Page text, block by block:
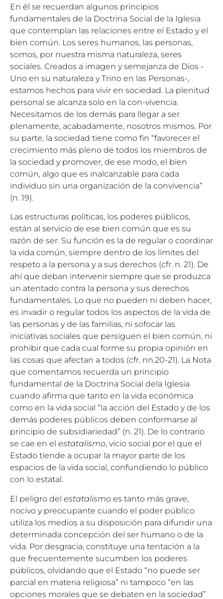
En él se recuerdan algunos principios
fundamentales de la Doctrina Social de la Iglesia
que contemplan las relaciones entre el Estado y el
bien común. Los seres humanos, las personas,
somos, por nuestra misma naturaleza, seres
sociales. Creados a imagen y semejanza de Dios -
Uno en su naturaleza y Trino en las Personas-,
estamos hechos para vivir en sociedad. La plenitud
personal se alcanza solo en la con-vivencia.
Necesitamos de los demás para llegar a ser
plenamente, acabadamente, nosotros mismos. Por
su parte, la sociedad tiene como fin “favorecer el
crecimiento más pleno de todos los miembros de
la sociedad y promover, de ese modo, el bien
común, algo que es inalcanzable para cada
individuo sin una organización de la convivencia”
(n. 19).
Las estructuras políticas, los poderes públicos,
están al servicio de ese bien común que es su
razón de ser. Su función es la de regular o coordinar
la vida común, siempre dentro de los límites del
respeto a la persona y a sus derechos (cfr. n. 21). De
ahí que deban intervenir siempre que se produzca
un atentado contra la persona y sus derechos
fundamentales. Lo que no pueden ni deben hacer,
es invadir o regular todos los aspectos de la vida de
las personas y de las familias, ni sofocar las
iniciativas sociales que persiguen el bien común, ni
prohibir que cada cual forme su propia opinión en
las cosas que afectan a todos (cfr. nn.20-21). La Nota
que comentamos recuerda un principio
fundamental de la Doctrina Social dela Iglesia
cuando afirma que tanto en la vida económica
como en la vida social “la acción del Estado y de los
demás poderes públicos deben conformarse al
principio de subsidiariedad” (n. 21). De lo contrario
se cae en el estatalismo, vicio social por el que el
Estado tiende a ocupar la mayor parte de los
espacios de la vida social, confundiendo lo público
con lo estatal.
El peligro del estatalismo es tanto más grave,
nocivo y preocupante cuando el poder público
utiliza los medios a su disposición para difundir una
determinada concepción del ser humano o de la
vida. Por desgracia, constituye una tentación a la
que frecuentemente sucumben los poderes
públicos, olvidando que el Estado “no puede ser
parcial en materia religiosa” ni tampoco “en las
opciones morales que se debaten en la sociedad”